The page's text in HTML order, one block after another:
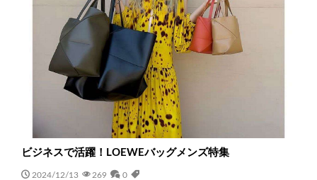
ビジネスで活躍！LOEWEバッグメンズ特集
2024/12/13 269 0